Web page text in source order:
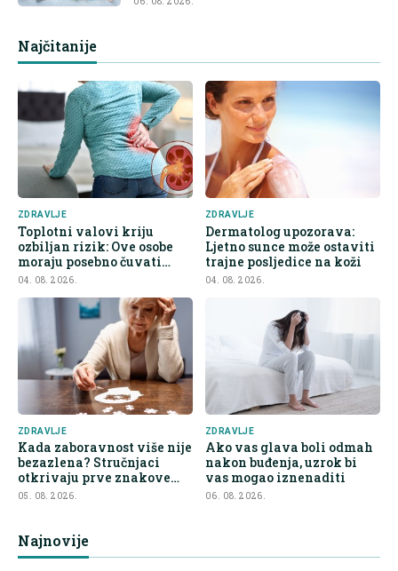
Najčitanije
ZDRAVLJE
Toplotni valovi kriju
ozbiljan rizik: Ove osobe
moraju posebno čuvati
bubrege
04. 08. 2026.
ZDRAVLJE
Dermatolog upozorava:
Ljetno sunce može ostaviti
trajne posljedice na koži
04. 08. 2026.
ZDRAVLJE
Kada zaboravnost više nije
bezazlena? Stručnjaci
otkrivaju prve znakove
demencije
05. 08. 2026.
ZDRAVLJE
Ako vas glava boli odmah
nakon buđenja, uzrok bi
vas mogao iznenaditi
06. 08. 2026.
Najnovije